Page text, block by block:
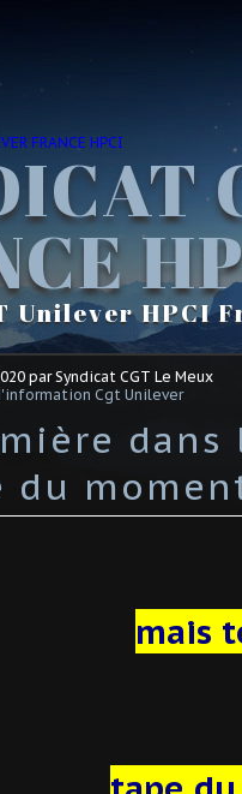
Unilever HPCI
par Syndicat CGT Le Meux
Cgt Unilever
dans
du
mais